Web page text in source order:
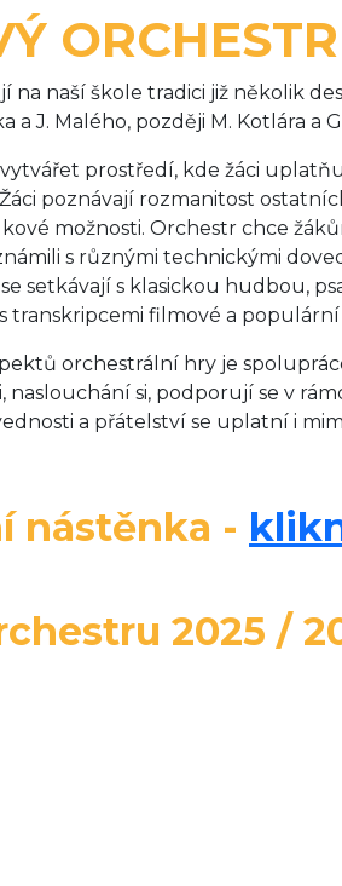
ORCHESTR
na naší škole tradici již několik
a J. Malého, později M. Kotlára a
prostředí, kde žáci
poznávají rozmanitost
možnosti. Orchestr chce
s různými technickými
setkávají s klasickou hudbou,
transkripcemi filmové a
orchestrální hry je
naslouchání si, podporují se v
a přátelství se uplatní i
nástěnka -
2025 /